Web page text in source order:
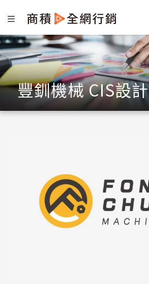
豐釧機械 CIS設計